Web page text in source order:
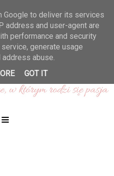
≡
to deliver its services
address and user-agent are
performance and security
generate usage
abuse.
GOT IT